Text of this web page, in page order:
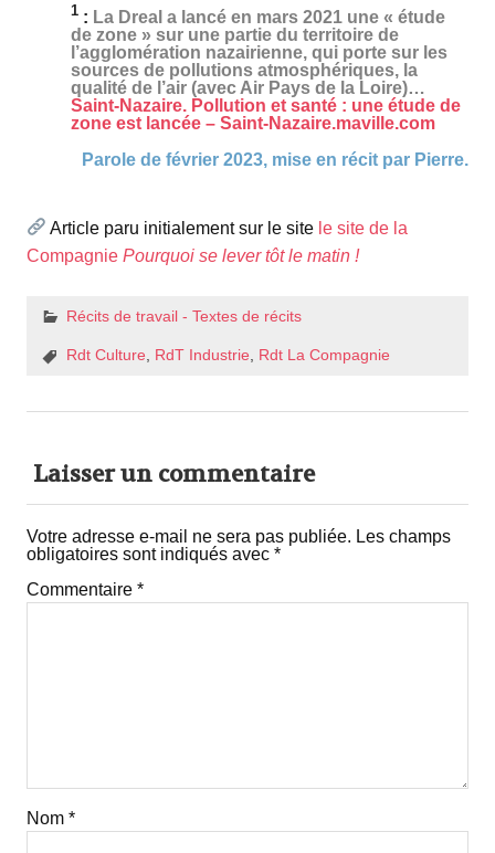
1 : La Dreal a lancé en mars 2021 une « étude
de zone » sur une partie du territoire de
l’agglomération nazairienne, qui porte sur les
sources de pollutions atmosphériques, la
qualité de l’air (avec Air Pays de la Loire)…
Saint-Nazaire. Pollution et santé : une étude de
zone est lancée – Saint-Nazaire.maville.com
Parole de février 2023, mise en récit par Pierre.
Article paru initialement sur le site le site de la
Compagnie Pourquoi se lever tôt le matin !
Récits de travail - Textes de récits
Rdt Culture RdT Industrie Rdt La Compagnie
Laisser un commentaire
Votre adresse e-mail ne sera pas publiée. Les champs
obligatoires sont indiqués avec *
Commentaire *
Nom *